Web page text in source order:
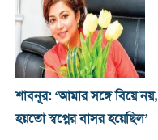
শাবনূর: ‘আমার সঙ্গে বিয়ে নয়,
হয়তো স্বপ্নের বাসর হয়েছিল’